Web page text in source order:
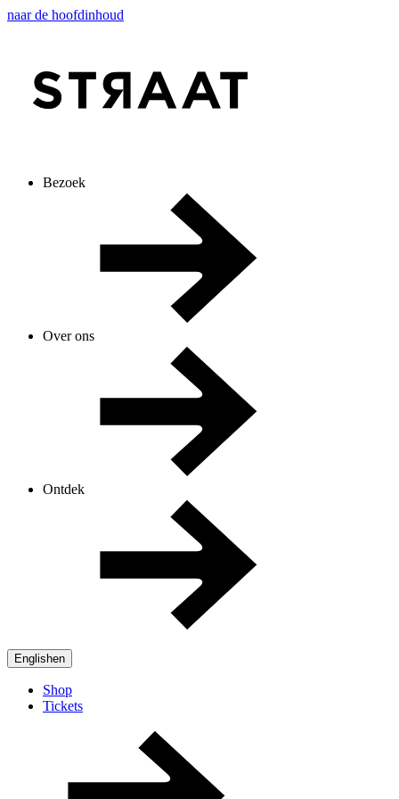
naar de hoofdinhoud
Bezoek
Over ons
Ontdek
Englishen
Shop
Tickets